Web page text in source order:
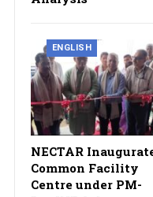
ENGLISH
NECTAR
Common Facility
Centre under PM-